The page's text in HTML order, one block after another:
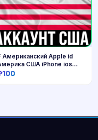
Американский Apple id
США iPhone ios